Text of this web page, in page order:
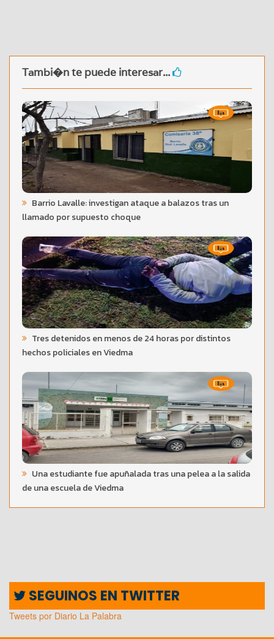
Tambi�n te puede interesar...
Barrio Lavalle: investigan ataque a balazos tras un
llamado por supuesto choque
Tres detenidos en menos de 24 horas por distintos
hechos policiales en Viedma
Una estudiante fue apuñalada tras una pelea a la salida
de una escuela de Viedma
SEGUINOS EN TWITTER
Tweets por Diario La Palabra